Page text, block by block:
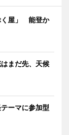
く屋」 能登か
まだ先、天候
ーマに参加型